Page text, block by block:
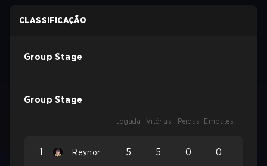
CLASSIFICAÇÃO
Group Stage
Group Stage
Jogada Vitórias Perdas Empates
1 Reynor 5 5 0 0